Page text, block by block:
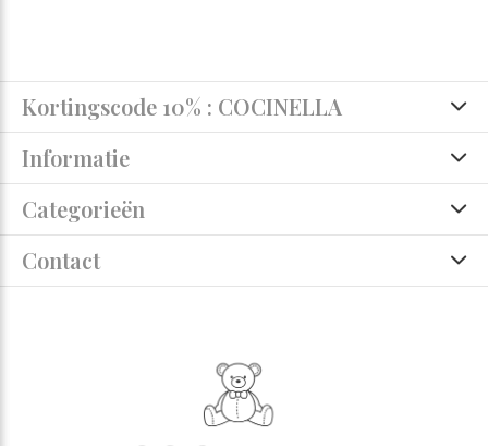
Kortingscode 10% : COCINELLA
Informatie
Categorieën
Contact